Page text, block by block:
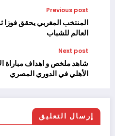
Previous post
المنتخب المغربي يحقق فوزا
العالم للشباب
Next post
الأهلي في الدوري المصري
إرسال التعليق